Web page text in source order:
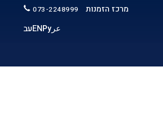
מרכז הזמנות 073-2248999
عرРу
ENעב